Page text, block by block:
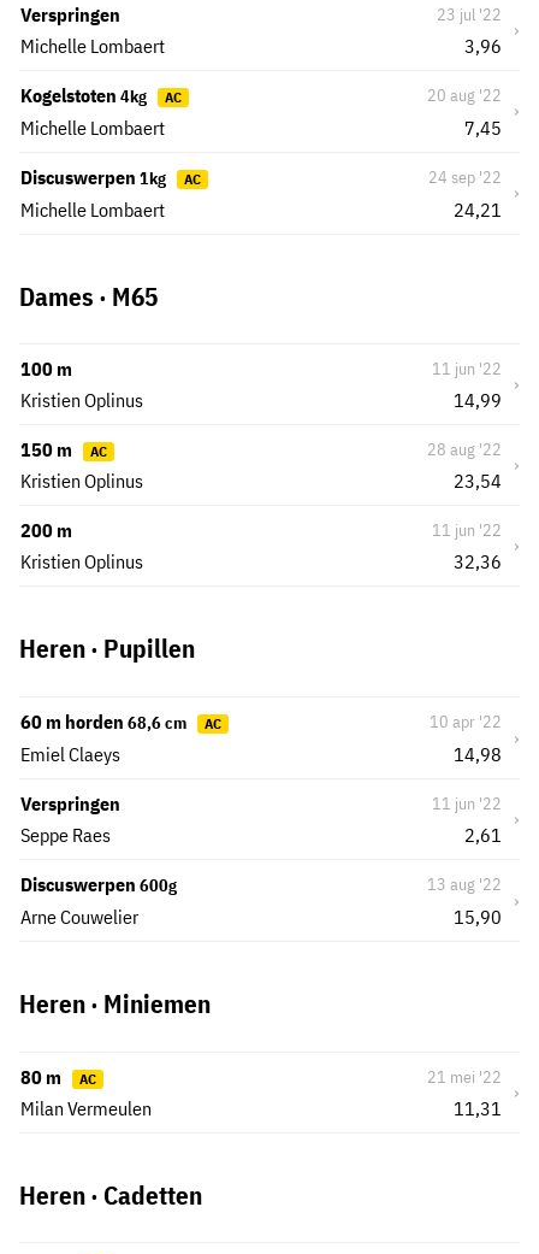
Verspringen
Michelle Lombaert
3,96
23 jul '22
›
Kogelstoten 4kg AC
Michelle Lombaert 7,45
20 aug '22
›
Discuswerpen 1kg AC
Michelle Lombaert 24,21
24 sep '22
›
Dames · M65
100 m
Kristien Oplinus
14,99
11 jun '22
›
150 m AC
Kristien Oplinus 23,54
28 aug '22
›
200 m
Kristien Oplinus
32,36
11 jun '22
›
Heren · Pupillen
60 m horden 68,6 cm AC
Emiel Claeys 14,98
10 apr '22
›
Verspringen
Seppe Raes
2,61
11 jun '22
›
Discuswerpen 600g
Arne Couwelier 15,90
13 aug '22
›
Heren · Miniemen
80 m AC
Milan Vermeulen 11,31
21 mei '22
›
Heren · Cadetten